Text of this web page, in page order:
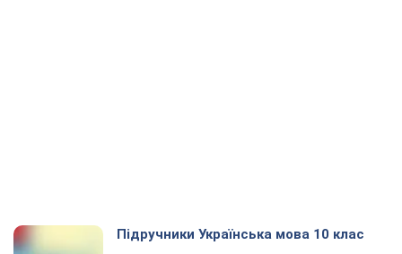
Підручники Українська мова 10 клас